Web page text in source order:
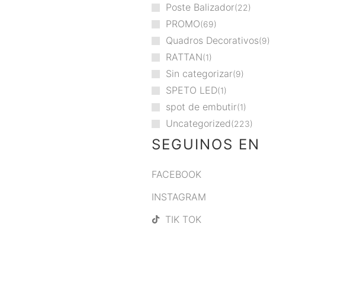
Poste Balizador 22
PROMO 69
Quadros Decorativos 9
RATTAN 1
Sin categorizar 9
SPETO LED 1
spot de embutir 1
Uncategorized 223
SEGUINOS EN
FACEBOOK
INSTAGRAM
TIK TOK